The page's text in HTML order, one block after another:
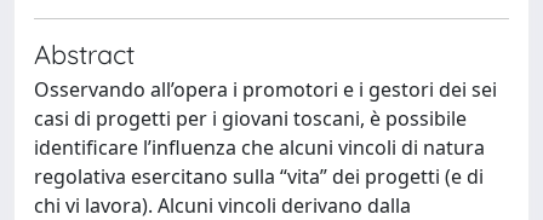
Abstract
Osservando all’opera i promotori e i gestori dei sei
casi di progetti per i giovani toscani, è possibile
identificare l’influenza che alcuni vincoli di natura
regolativa esercitano sulla “vita” dei progetti (e di
chi vi lavora). Alcuni vincoli derivano dalla